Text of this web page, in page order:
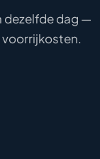
dezelfde dag —